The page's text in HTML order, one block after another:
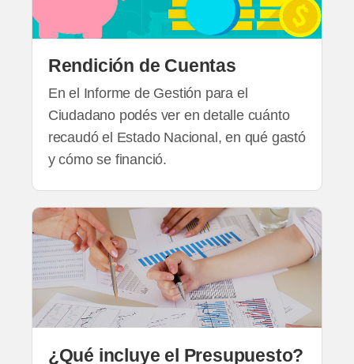
Rendición de Cuentas
En el Informe de Gestión para el
Ciudadano podés ver en detalle cuánto
recaudó el Estado Nacional, en qué gastó
y cómo se financió.
¿Qué incluye el Presupuesto?